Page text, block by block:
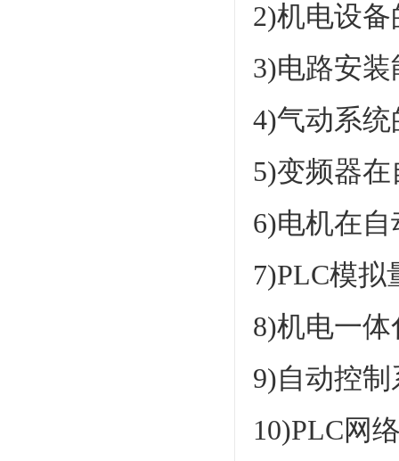
2)机电设
3)电路安
4)气动系
5)变频器
6)电机在
7)PLC模
8)机电一
9)自动控
10)PLC网